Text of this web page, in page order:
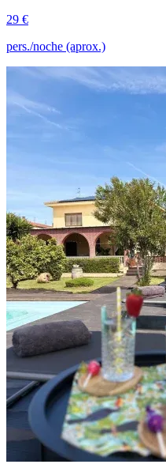
29 €
pers./noche (aprox.)